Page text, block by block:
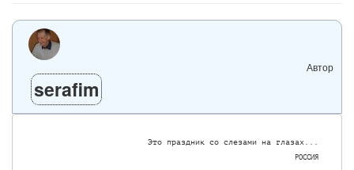
Автор
serafim
Это праздник со слезами на глазах...
РОССИЯ